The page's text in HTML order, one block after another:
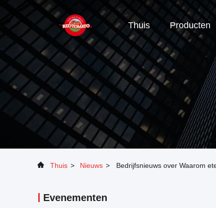
Thuis Producten
Thuis > Nieuws > Bedrijfsnieuws over Waarom
Evenementen